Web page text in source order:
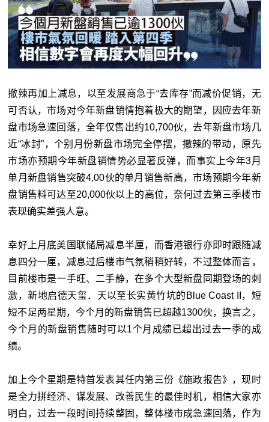
撤辣再加上减息，以至发展商急于“去库存”而减价促销，无
可否认，市场对今年新盘销情抱着极大的期望，因应去年新
盘市场急速回落，全年仅售出约10,700伙，去年新盘市场几
近“冰封”，个别月份新盘市场完全停摆，撤辣的带动，原先
市场亦预期今年新盘销情势必显著反弹，而事实上今年3月
单月新盘销售突破4,00伙的单月销售新高，市场预期今年新
盘销售料可达至20,000伙以上的高位，奈何过去第三季楼市
表现确实差强人意。
幸好上月底美国联储局减息半厘，而香港银行亦即时跟随减
息四分一厘，减息过后楼市气氛稍稍好转，不过整体而言，
目前楼市是一手旺、二手静，在多个大型新盘同期登场的刺
激，新地启德天玺．天以至长实黄竹坑的Blue Coast II，短
短不足两星期，今个月的新盘销售已超越1300伙，换言之，
今个月的新盘销售随时可以1个月成绩已超出过去一季的成
绩。
加上今个星期是特首发表其任内第三份《施政报告》，现时
是全力拼经济、谋发展、改善民生的最佳时机，相信大家亦
明白，过去一段时间持续整固，整体楼市成急速回落，作为